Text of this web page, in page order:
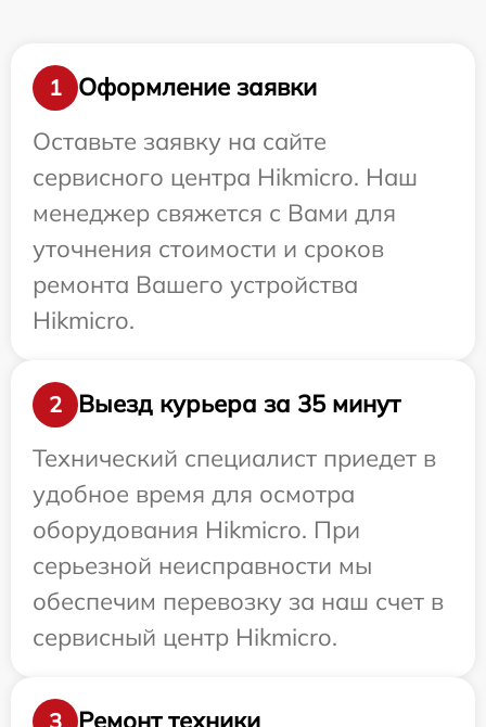
1
Оформление заявки
Оставьте заявку на сайте
сервисного центра Hikmicro. Наш
менеджер свяжется с Вами для
уточнения стоимости и сроков
ремонта Вашего устройства
Hikmicro.
2
Выезд курьера за 35 минут
Технический специалист приедет в
удобное время для осмотра
оборудования Hikmicro. При
серьезной неисправности мы
обеспечим перевозку за наш счет в
сервисный центр Hikmicro.
3 Ремонт техники